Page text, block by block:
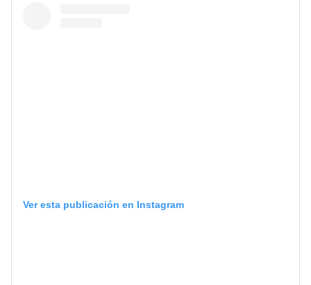
Ver esta publicación en Instagram